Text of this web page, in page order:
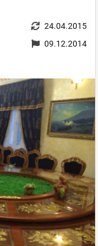
24.04.2015
09.12.2014